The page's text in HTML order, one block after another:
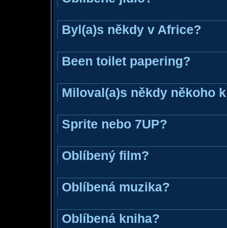
Byl(a)s někdy v Africe?
Been toilet papering?
Miloval(a)s někdy někoho
Sprite nebo 7UP?
Oblíbený film?
Oblíbená muzika?
Oblíbená kniha?